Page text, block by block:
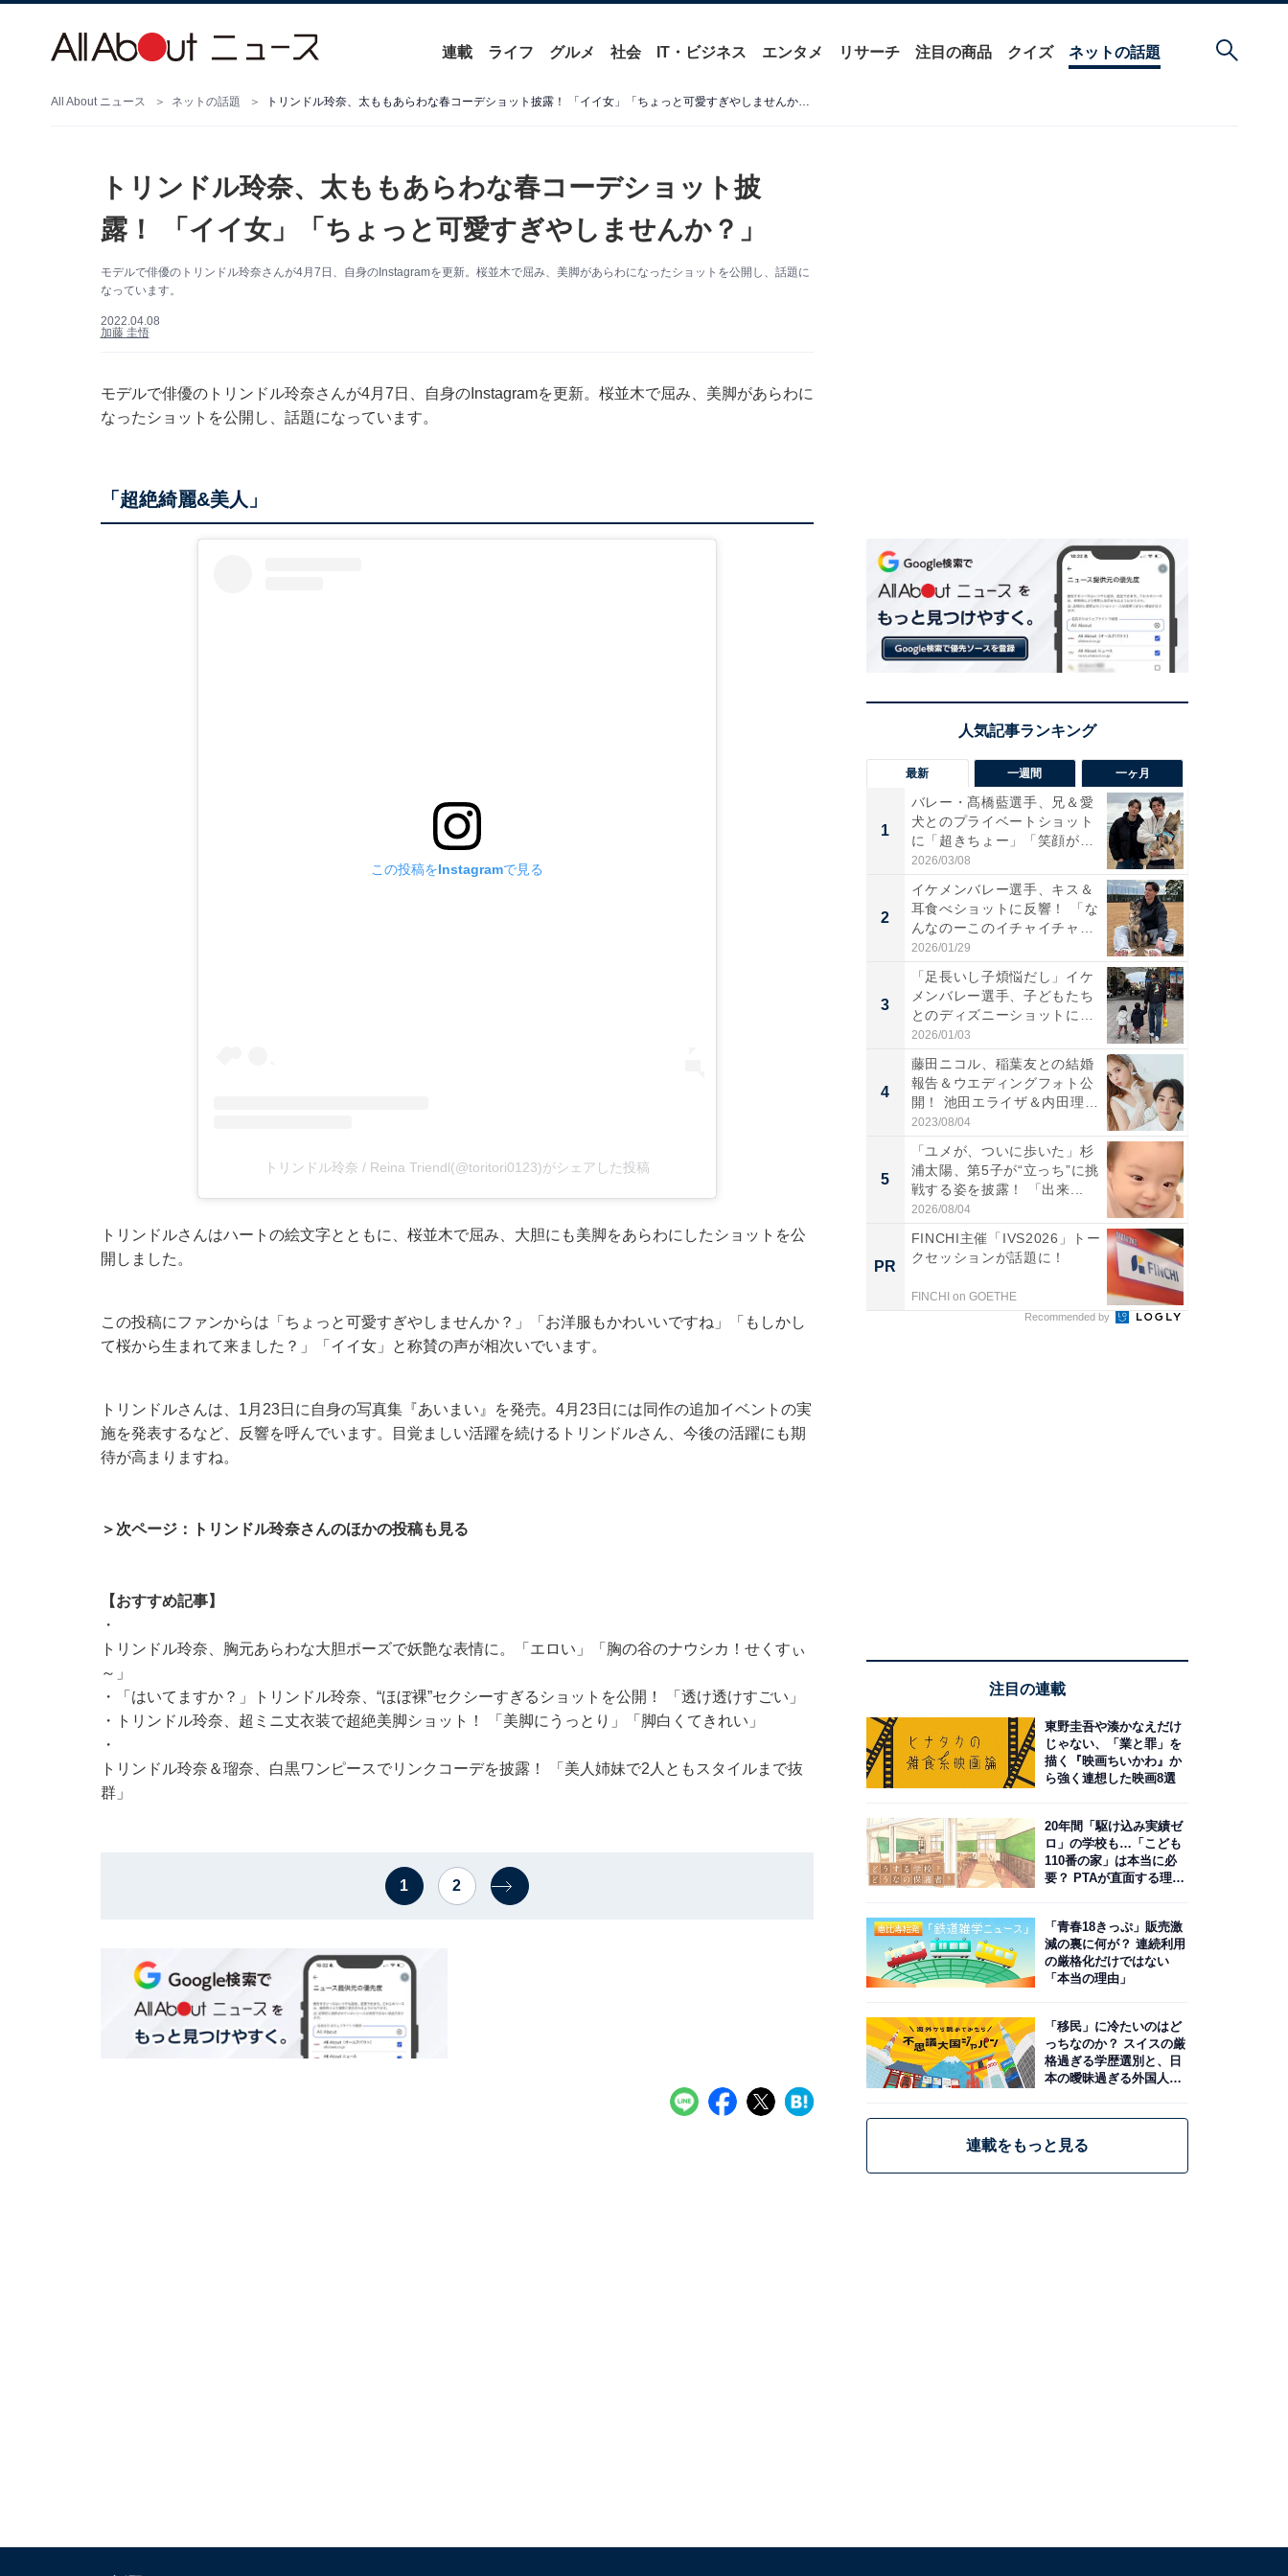
連載 ライフ グルメ 社会 IT・ビジネス エンタメ リサーチ 注目の商品 クイズ ネットの話題
All About ニュース ネットの話題 トリンドル玲奈、太ももあらわな春コーデショット披露！ 「イイ女」「ちょっと可愛すぎやしませんか？」
トリンドル玲奈、太ももあらわな春コーデショット披
露！ 「イイ女」「ちょっと可愛すぎやしませんか？」
モデルで俳優のトリンドル玲奈さんが4月7日、自身のInstagramを更新。桜並木で屈み、美脚があらわになったショットを公開し、話題に
なっています。
2022.04.08
加藤 圭悟
モデルで俳優のトリンドル玲奈さんが4月7日、自身のInstagramを更新。桜並木で屈み、美脚があらわに
なったショットを公開し、話題になっています。
「超絶綺麗&美人」
この投稿をInstagramで見る
トリンドル玲奈 / Reina Triendl(@toritori0123)がシェアした投稿
トリンドルさんはハートの絵文字とともに、桜並木で屈み、大胆にも美脚をあらわにしたショットを公
開しました。
この投稿にファンからは「ちょっと可愛すぎやしませんか？」「お洋服もかわいいですね」「もしかし
て桜から生まれて来ました？」「イイ女」と称賛の声が相次いでいます。
トリンドルさんは、1月23日に自身の写真集『あいまい』を発売。4月23日には同作の追加イベントの実
施を発表するなど、反響を呼んでいます。目覚ましい活躍を続けるトリンドルさん、今後の活躍にも期
待が高まりますね。
＞次ページ：トリンドル玲奈さんのほかの投稿も見る
【おすすめ記事】
・
トリンドル玲奈、胸元あらわな大胆ポーズで妖艶な表情に。「エロい」「胸の谷のナウシカ！せくすぃ
～」
・
「はいてますか？」トリンドル玲奈、“ほぼ裸”セクシーすぎるショットを公開！ 「透け透けすごい」
・
トリンドル玲奈、超ミニ丈衣装で超絶美脚ショット！ 「美脚にうっとり」「脚白くてきれい」
・
トリンドル玲奈＆瑠奈、白黒ワンピースでリンクコーデを披露！ 「美人姉妹で2人ともスタイルまで抜
群」
1 2
最新 一週間 一ヶ月
1
バレー・髙橋藍選手、兄＆愛
犬とのプライベートショット
に「超きちょー」「笑顔が見
れ...
2026/03/08
2
イケメンバレー選手、キス＆
耳食べショットに反響！ 「な
んなのーこのイチャイチャ
感...
2026/01/29
3
「足長いし子煩悩だし」イケ
メンバレー選手、子どもたち
とのディズニーショットに
「か...
2026/01/03
4
藤田ニコル、稲葉友との結婚
報告＆ウエディングフォト公
開！ 池田エライザ＆内田理
央...
2023/08/04
5
「ユメが、ついに歩いた」杉
浦太陽、第5子が“立っち”に挑
戦する姿を披露！ 「出来...
2026/08/04
PR
FINCHI主催「IVS2026」トー
クセッションが話題に！
FINCHI on GOETHE
Recommended by
注目の連載
東野圭吾や湊かなえだけ
じゃない、「業と罪」を
描く『映画ちいかわ』か
ら強く連想した映画8選
20年間「駆け込み実績ゼ
ロ」の学校も…「こども
110番の家」は本当に必
要？ PTAが直面する理想
「青春18きっぷ」販売激
減の裏に何が？ 連続利用
の厳格化だけではない
「本当の理由」
「移民」に冷たいのはど
っちなのか？ スイスの厳
格過ぎる学歴選別と、日
本の曖昧過ぎる外国人政
連載をもっと見る